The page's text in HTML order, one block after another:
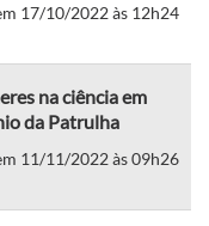
17/10/2022 às 12h24
na ciência em
da Patrulha
11/11/2022 às 09h26